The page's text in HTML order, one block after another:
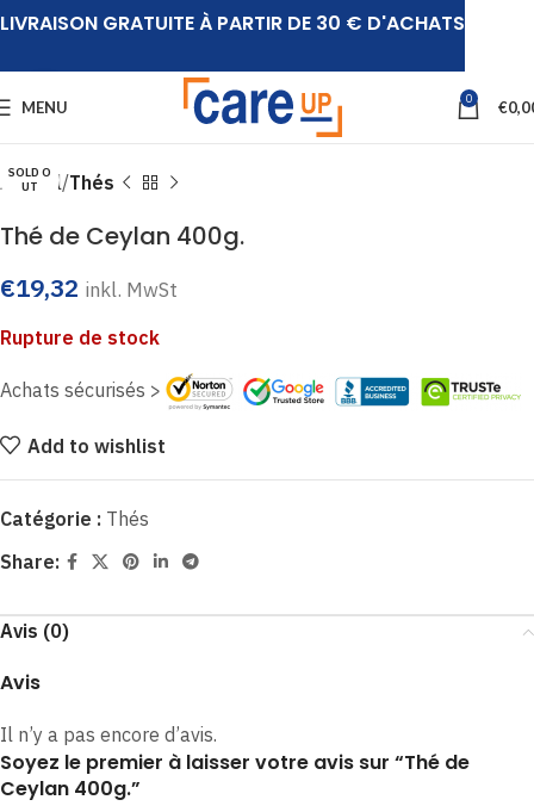
MENU 0 €
SOLD O
UT
Click to enlarge
Accueil Thés
Thé de Ceylan 400g.
€19,32 inkl. MwSt
Rupture de stock
Achats sécurisés >
Add to wishlist
Catégorie : Thés
Share:
Avis (0)
Avis
Il n’y a pas encore d’avis.
Soyez le premier à laisser votre avis sur “Thé de
Ceylan 400g.”
LIVRAISON GRATUITE À PARTIR DE 30 € D'ACHATS